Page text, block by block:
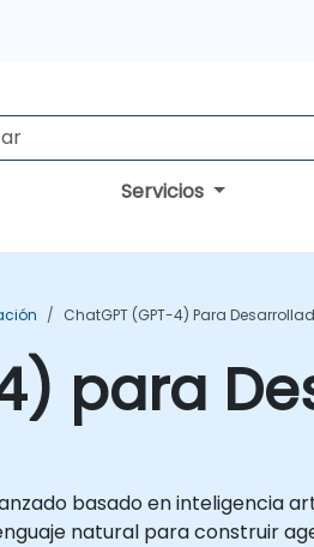
Servicios
ChatGPT (GPT-4) Para
para
basado en inteligencia
natural para construir